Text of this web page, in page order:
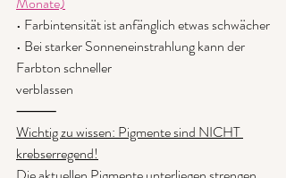
• Farbintensität ist anfänglich etwas schwächer
• Bei starker Sonneneinstrahlung kann der
Farbton schneller
verblassen
⸻
Wichtig zu wissen: Pigmente sind NICHT
krebserregend!